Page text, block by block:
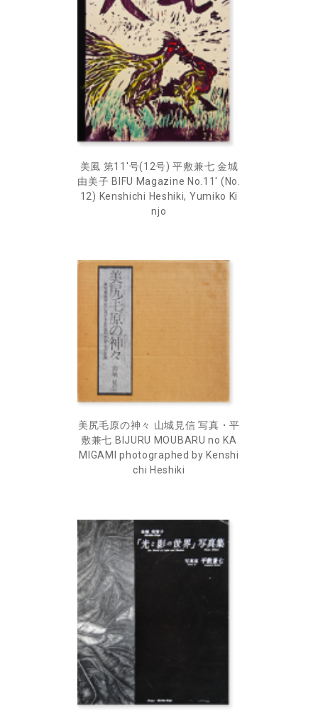
美風 第11'号(12号) 平敷兼七 金城
由美子 BIFU Magazine No.11' (No.
12) Kenshichi Heshiki, Yumiko Ki
njo
美尻毛原の神々 山城見信 写真・平
敷兼七 BIJURU MOUBARU no KA
MIGAMI photographed by Kenshi
chi Heshiki